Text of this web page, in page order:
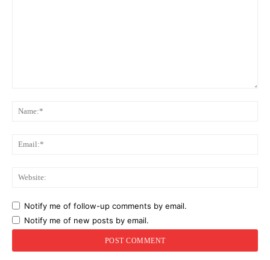
Notify me of follow-up comments by email.
Notify me of new posts by email.